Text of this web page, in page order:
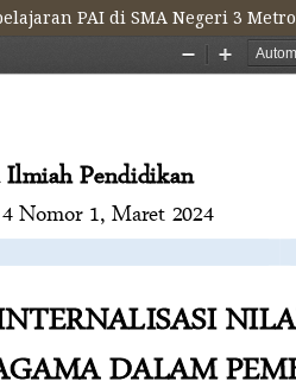
PAI di SMA Negeri 3 Metro